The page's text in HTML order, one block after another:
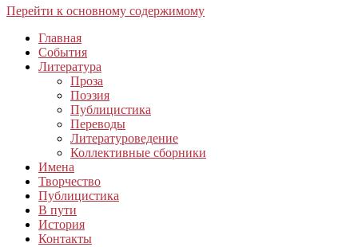
Перейти к основному содержимому
Главная
События
Литература
Проза
Поэзия
Публицистика
Переводы
Литературоведение
Коллективные сборники
Имена
Творчество
Публицистика
В пути
История
Контакты